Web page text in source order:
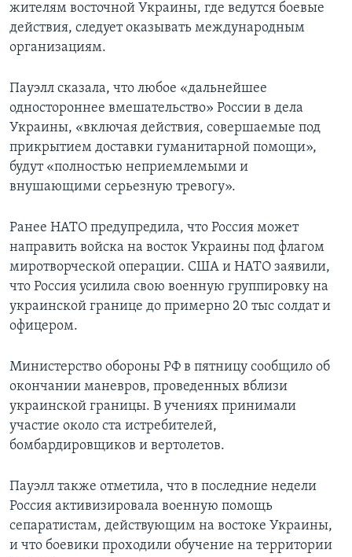
жителям восточной Украины, где ведутся боевые
действия, следует оказывать международным
организациям.
Пауэлл сказала, что любое «дальнейшее
одностороннее вмешательство» России в дела
Украины, «включая действия, совершаемые под
прикрытием доставки гуманитарной помощи»,
будут «полностью неприемлемыми и
внушающими серьезную тревогу».
Ранее НАТО предупредила, что Россия может
направить войска на восток Украины под флагом
миротворческой операции. США и НАТО заявили,
что Россия усилила свою военную группировку на
украинской границе до примерно 20 тыс солдат и
офицером.
Министерство обороны РФ в пятницу сообщило об
окончании маневров, проведенных вблизи
украинской границы. В учениях принимали
участие около ста истребителей,
бомбардировщиков и вертолетов.
Пауэлл также отметила, что в последние недели
Россия активизировала военную помощь
сепаратистам, действующим на востоке Украины,
и что боевики проходили обучение на территории